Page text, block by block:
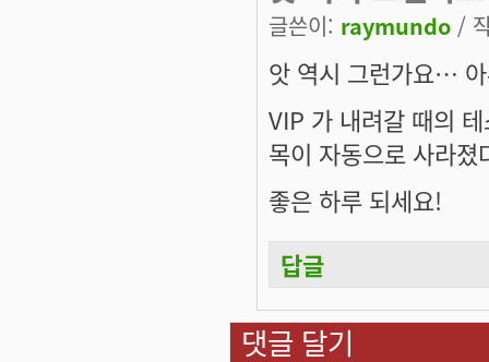
글쓴이: raymundo /
앗 역시 그런가요…
VIP 가 내려갈 때의
목이 자동으로 사라
좋은 하루 되세요!
답글
댓글 달기